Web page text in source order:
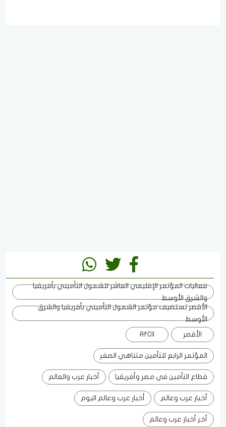
فعاليات المؤتمر الإقليمي العاشر للشمول التأميني بأفريقيا
والشرق الأوسط
الأقصر تستضيف مؤتمر الشمول التأميني بأفريقيا والشرق
الأوسط
الأقصر
AfCII
المؤتمر الرابع للتأمين متناهي الصغر
قطاع التأمين في مصر وأفريقيا أخبار عرب والعالم
أخبار عرب وعالم أخبار عرب وعالم اليوم
أخر أخبار عرب وعالم